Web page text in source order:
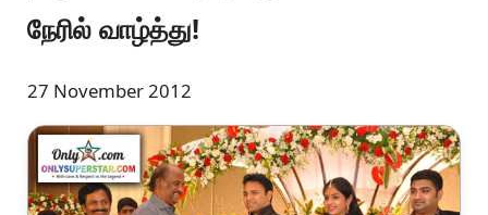
நேரில் வாழ்த்து!
27 November 2012